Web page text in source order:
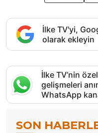
İlke TV'yi,
olarak ekleyin
İlke TV’nin
gelişmeleri
WhatsApp
SON